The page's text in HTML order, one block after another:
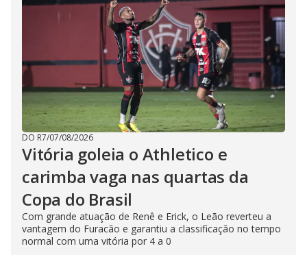
DO R7/07/08/2026
Vitória goleia o Athletico e
carimba vaga nas quartas da
Copa do Brasil
Com grande atuação de Renê e Erick, o Leão reverteu a
vantagem do Furacão e garantiu a classificação no tempo
normal com uma vitória por 4 a 0